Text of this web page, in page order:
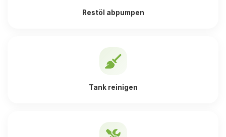
Restöl abpumpen
Tank reinigen